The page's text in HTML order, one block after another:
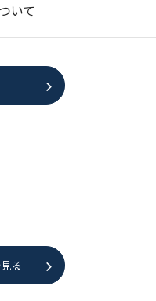
いて
る